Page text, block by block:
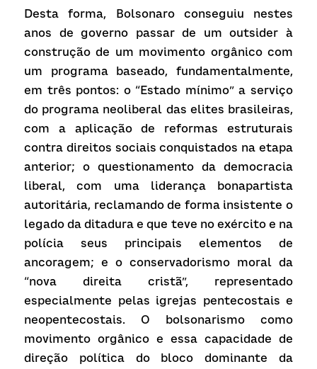
Desta forma, Bolsonaro conseguiu nestes
anos de governo passar de um outsider à
construção de um movimento orgânico com
um programa baseado, fundamentalmente,
em três pontos: o “Estado mínimo” a serviço
do programa neoliberal das elites brasileiras,
com a aplicação de reformas estruturais
contra direitos sociais conquistados na etapa
anterior; o questionamento da democracia
liberal, com uma liderança bonapartista
autoritária, reclamando de forma insistente o
legado da ditadura e que teve no exército e na
polícia seus principais elementos de
ancoragem; e o conservadorismo moral da
“nova direita cristã”, representado
especialmente pelas igrejas pentecostais e
neopentecostais. O bolsonarismo como
movimento orgânico e essa capacidade de
direção política do bloco dominante da